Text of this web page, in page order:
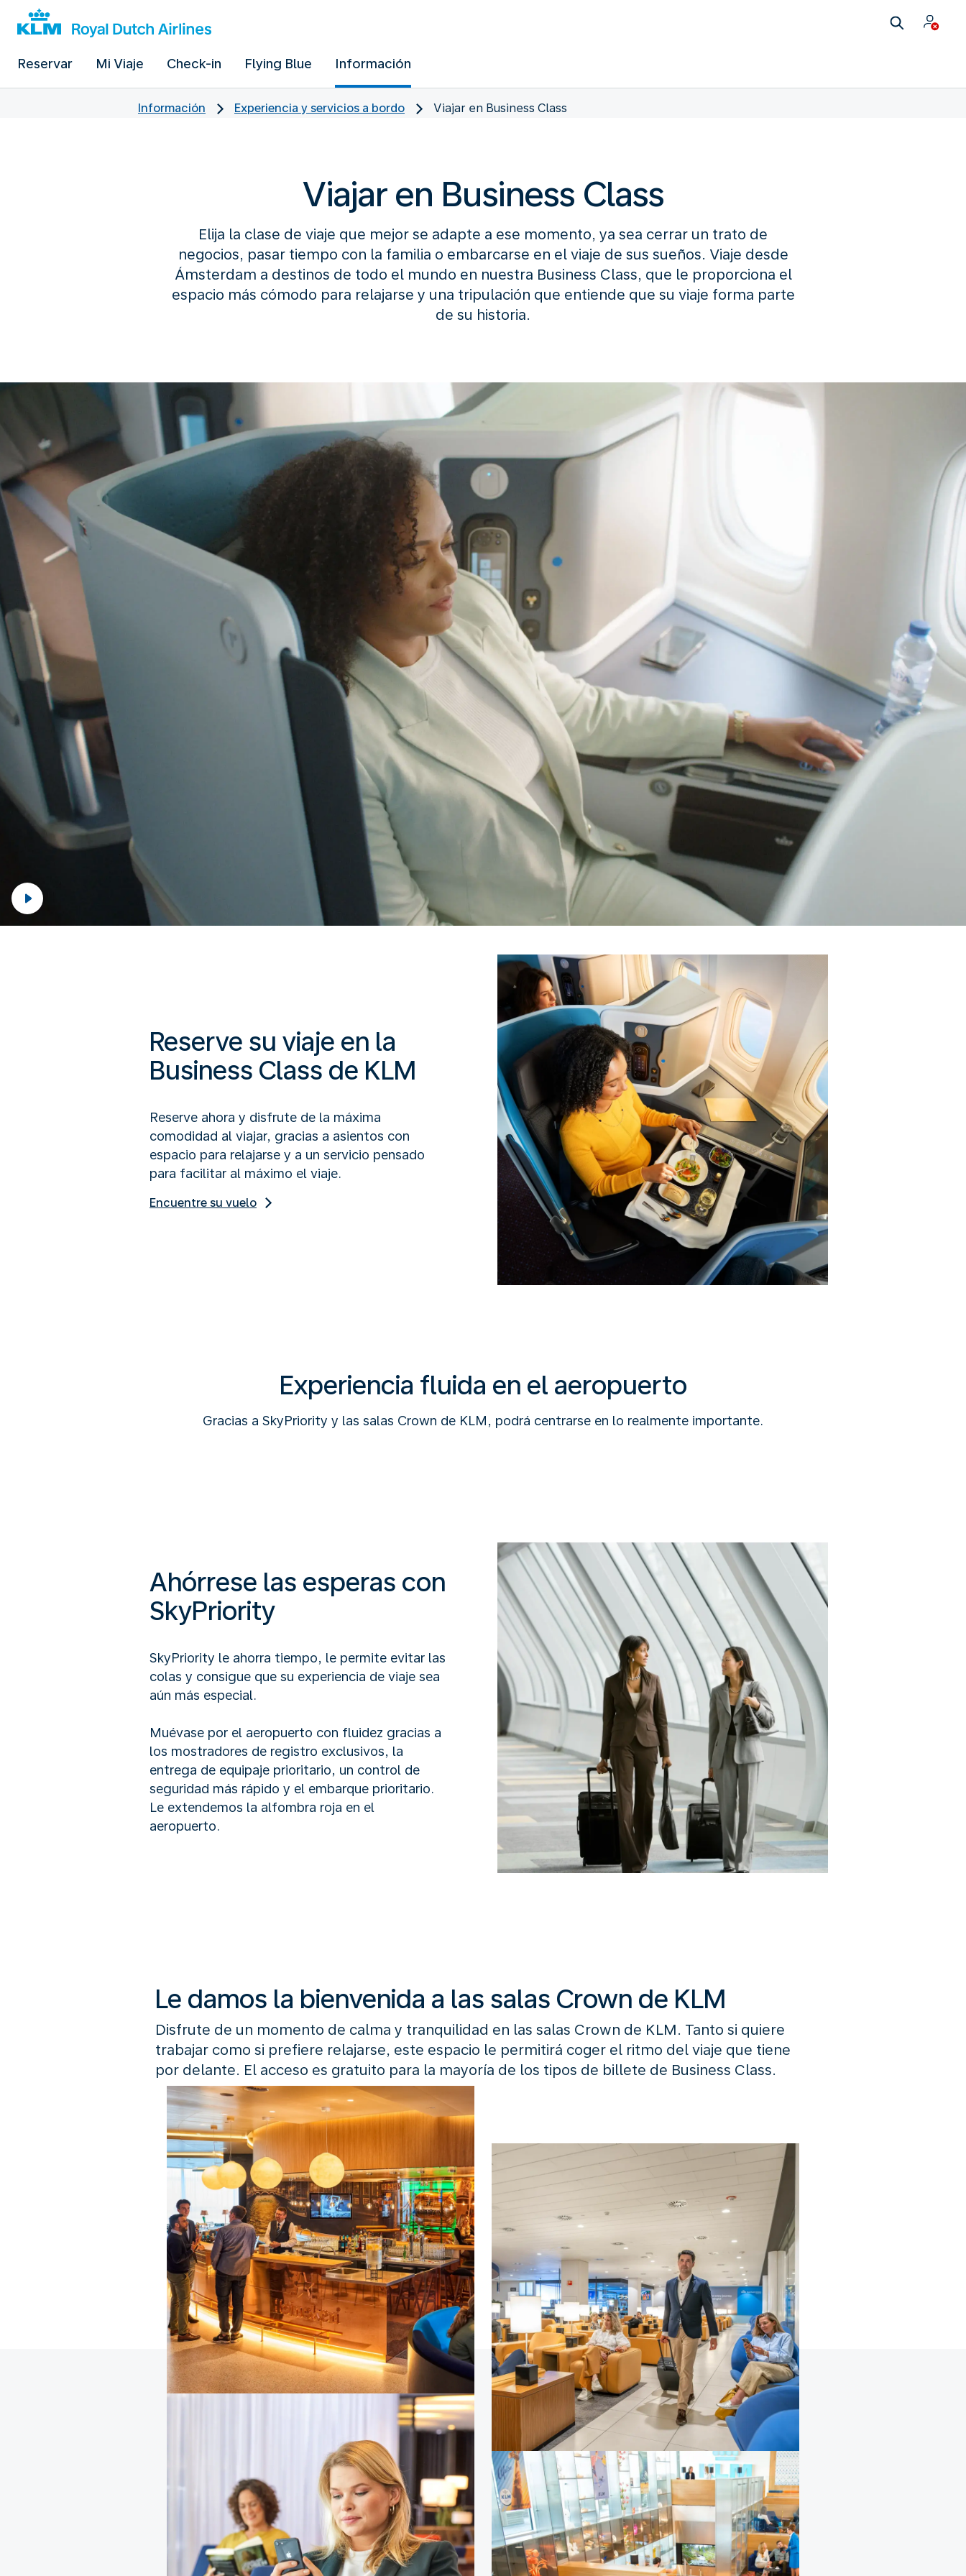
Reservar Mi Viaje Check-in Flying Blue Información
Información Experiencia y servicios a bordo Viajar en Business Class
Viajar en Business Class
Elija la clase de viaje que mejor se adapte a ese momento, ya sea cerrar un trato de
negocios, pasar tiempo con la familia o embarcarse en el viaje de sus sueños. Viaje desde
Ámsterdam a destinos de todo el mundo en nuestra Business Class, que le proporciona el
espacio más cómodo para relajarse y una tripulación que entiende que su viaje forma parte
de su historia.
Reserve su viaje en la
Business Class de KLM
Reserve ahora y disfrute de la máxima
comodidad al viajar, gracias a asientos con
espacio para relajarse y a un servicio pensado
para facilitar al máximo el viaje.
Encuentre su vuelo
Experiencia fluida en el aeropuerto
Gracias a SkyPriority y las salas Crown de KLM, podrá centrarse en lo realmente importante.
Ahórrese las esperas con
SkyPriority
SkyPriority le ahorra tiempo, le permite evitar las
colas y consigue que su experiencia de viaje sea
aún más especial.
Muévase por el aeropuerto con fluidez gracias a
los mostradores de registro exclusivos, la
entrega de equipaje prioritario, un control de
seguridad más rápido y el embarque prioritario.
Le extendemos la alfombra roja en el
aeropuerto.
Le damos la bienvenida a las salas Crown de KLM
Disfrute de un momento de calma y tranquilidad en las salas Crown de KLM. Tanto si quiere
trabajar como si prefiere relajarse, este espacio le permitirá coger el ritmo del viaje que tiene
por delante. El acceso es gratuito para la mayoría de los tipos de billete de Business Class.